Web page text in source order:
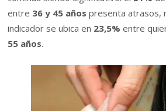
entre 36 y 45 años presenta atrasos,
indicador se ubica en 23,5% entre
55 años.